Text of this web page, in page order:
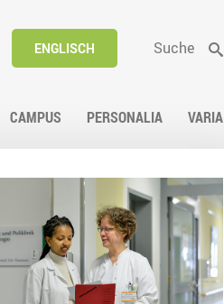
ENGLISCH Suche
CAMPUS PERSONALIA VARIA